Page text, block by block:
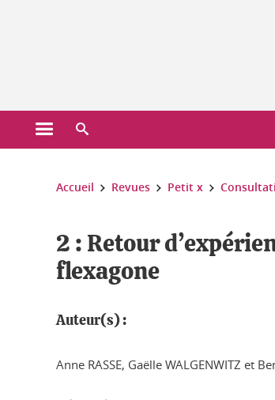
Ouvrir le menu principal
Vous êtes ici :
Accueil Revues Petit x
2 : Retour
flexagone
Auteur(s) :
Anne RASSE, Gaëlle WALGENWITZ et